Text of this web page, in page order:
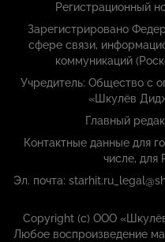
Регистрационный
Зарегистрировано
сфере связи,
коммуникаций
Учредитель: Общество с
«Шкулёв
Главный
Контактные данные для
числе, для
Эл. почта:
Copyright (с) ООО
Любое воспроизведение